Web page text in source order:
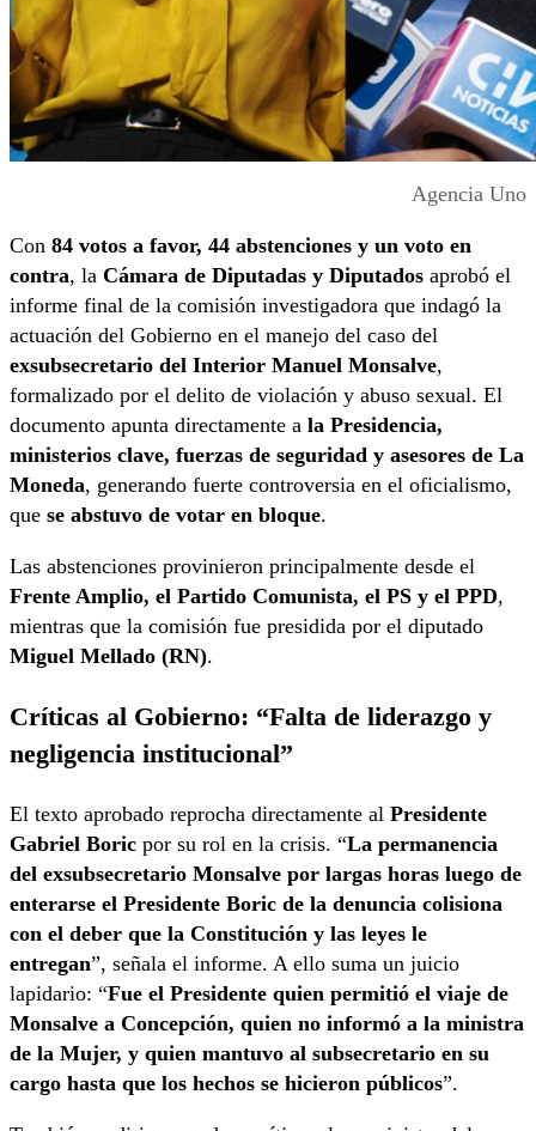
Agencia Uno
Con 84 votos a favor, 44 abstenciones y un voto en
contra, la Cámara de Diputadas y Diputados aprobó el
informe final de la comisión investigadora que indagó la
actuación del Gobierno en el manejo del caso del
exsubsecretario del Interior Manuel Monsalve,
formalizado por el delito de violación y abuso sexual. El
documento apunta directamente a la Presidencia,
ministerios clave, fuerzas de seguridad y asesores de La
Moneda, generando fuerte controversia en el oficialismo,
que se abstuvo de votar en bloque.
Las abstenciones provinieron principalmente desde el
Frente Amplio, el Partido Comunista, el PS y el PPD,
mientras que la comisión fue presidida por el diputado
Miguel Mellado (RN).
Críticas al Gobierno: “Falta de liderazgo y
negligencia institucional”
El texto aprobado reprocha directamente al Presidente
Gabriel Boric por su rol en la crisis. “La permanencia
del exsubsecretario Monsalve por largas horas luego de
enterarse el Presidente Boric de la denuncia colisiona
con el deber que la Constitución y las leyes le
entregan”, señala el informe. A ello suma un juicio
lapidario: “Fue el Presidente quien permitió el viaje de
Monsalve a Concepción, quien no informó a la ministra
de la Mujer, y quien mantuvo al subsecretario en su
cargo hasta que los hechos se hicieron públicos”.